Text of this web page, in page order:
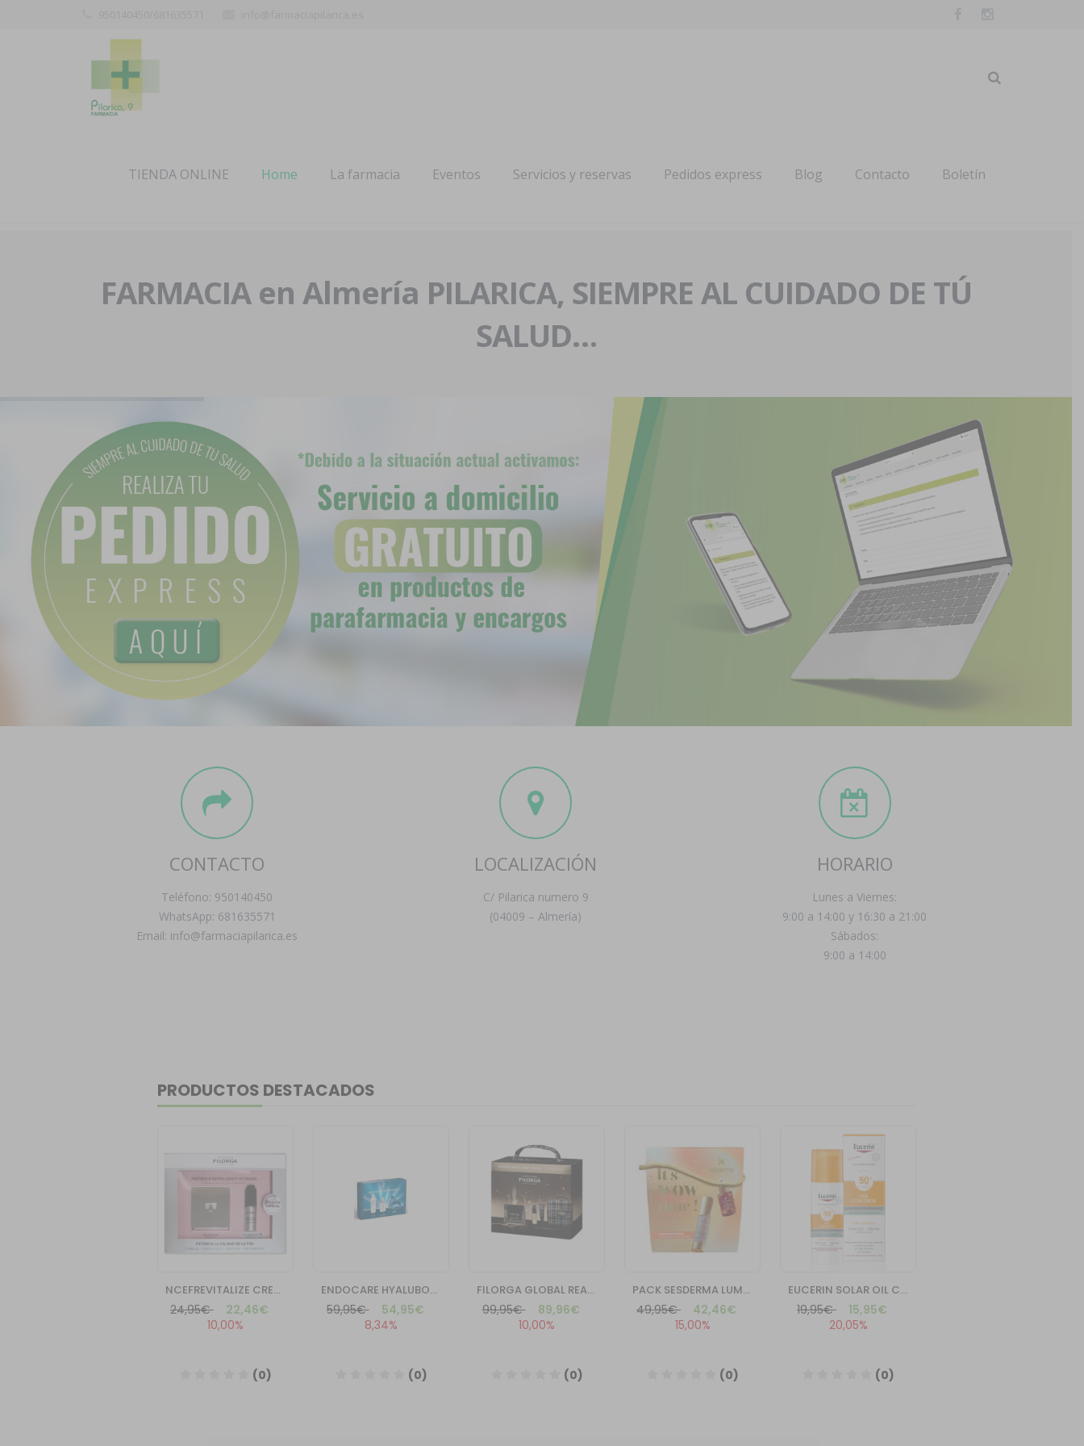
TIENDA ONLINE Home La farmacia Eventos Servicios y reservas Pedidos express Blog Contacto Boletín
FARMACIA en Almería PILARICA, SIEMPRE AL CUIDADO DE TÚ
SALUD…
CONTACTO
Teléfono: 950140450
WhatsApp: 681635571
Email: info@farmaciapilarica.es
LOCALIZACIÓN
C/ Pilarica numero 9
(04009 – Almería)
HORARIO
Lunes a Viernes:
9:00 a 14:00 y 16:30 a 21:00
Sábados:
9:00 a 14:00